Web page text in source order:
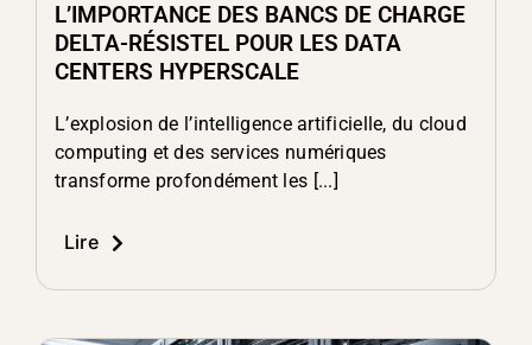
L’IMPORTANCE DES BANCS DE CHARGE
DELTA-RÉSISTEL POUR LES DATA
CENTERS HYPERSCALE
L’explosion de l’intelligence artificielle, du cloud
computing et des services numériques
transforme profondément les [...]
Lire